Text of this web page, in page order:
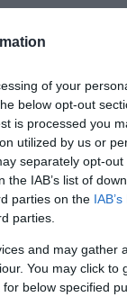
of your
below opt-out
is processed you
utilized by us or
separately opt-out
IAB’s list of
parties on the
parties.
and may gather
You may click to
below specified
návrhu
a